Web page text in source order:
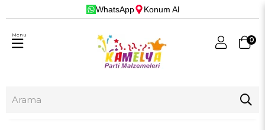
WhatsApp Konum Al
0
Menu